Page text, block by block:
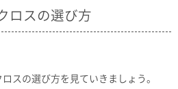
ロスの選び方
スの選び方を見ていきましょう。